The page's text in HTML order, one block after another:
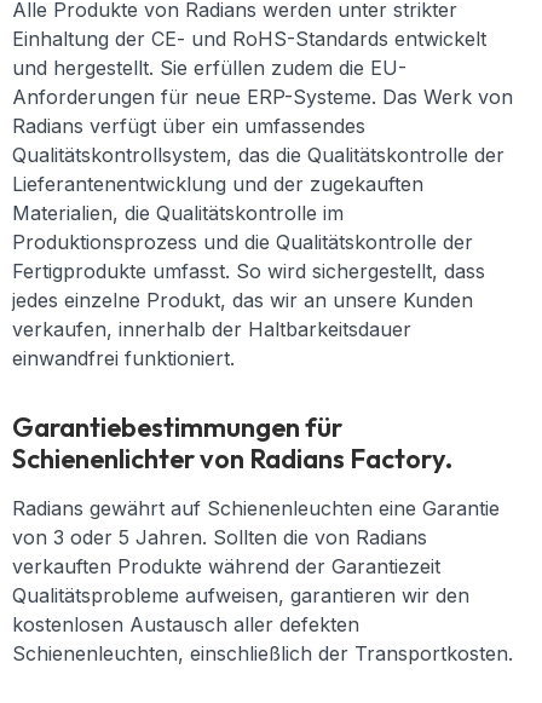
Alle Produkte von Radians werden unter strikter
Einhaltung der CE- und RoHS-Standards entwickelt
und hergestellt. Sie erfüllen zudem die EU-
Anforderungen für neue ERP-Systeme. Das Werk von
Radians verfügt über ein umfassendes
Qualitätskontrollsystem, das die Qualitätskontrolle der
Lieferantenentwicklung und der zugekauften
Materialien, die Qualitätskontrolle im
Produktionsprozess und die Qualitätskontrolle der
Fertigprodukte umfasst. So wird sichergestellt, dass
jedes einzelne Produkt, das wir an unsere Kunden
verkaufen, innerhalb der Haltbarkeitsdauer
einwandfrei funktioniert.
Garantiebestimmungen für
Schienenlichter von Radians Factory.
Radians gewährt auf Schienenleuchten eine Garantie
von 3 oder 5 Jahren. Sollten die von Radians
verkauften Produkte während der Garantiezeit
Qualitätsprobleme aufweisen, garantieren wir den
kostenlosen Austausch aller defekten
Schienenleuchten, einschließlich der Transportkosten.